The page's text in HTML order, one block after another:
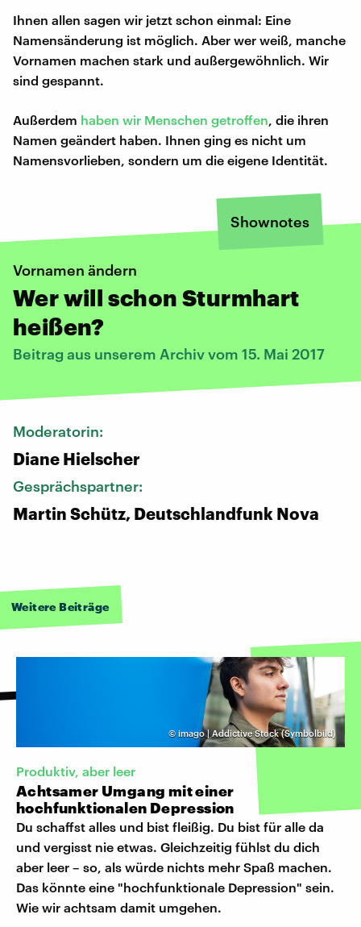
Ihnen allen sagen wir jetzt schon einmal: Eine
Namensänderung ist möglich. Aber wer weiß, manche
Vornamen machen stark und außergewöhnlich. Wir
sind gespannt.
Außerdem haben wir Menschen getroffen , die ihren
Namen geändert haben. Ihnen ging es nicht um
Namensvorlieben, sondern um die eigene Identität.
Shownotes
Vornamen ändern
Wer will schon Sturmhart
heißen?
Beitrag aus unserem Archiv vom 15. Mai 2017
Moderatorin:
Diane Hielscher
Gesprächspartner:
Martin Schütz, Deutschlandfunk Nova
Weitere Beiträge
© imago | Addictive Stock (Symbolbild)
Produktiv, aber leer
Achtsamer Umgang mit einer
hochfunktionalen Depression
Du schaffst alles und bist fleißig. Du bist für alle da
und vergisst nie etwas. Gleichzeitig fühlst du dich
aber leer – so, als würde nichts mehr Spaß machen.
Das könnte eine "hochfunktionale Depression" sein.
Wie wir achtsam damit umgehen.